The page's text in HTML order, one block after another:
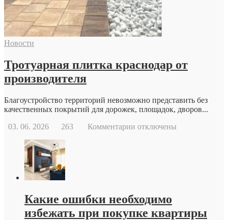
причины
и
возможности
современной
Новости
Тротуарная плитка краснодар от
производителя
Благоустройство территорий невозможно представить без
качественных покрытий для дорожек, площадок, дворов...
03. 06. 2026
263 Комментарии котключены
Какие ошибки необходимо
избежать при покупке квартиры